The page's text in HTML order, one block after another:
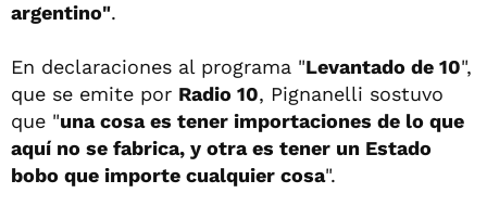
argentino".
En declaraciones al programa "Levantado de 10",
que se emite por Radio 10, Pignanelli sostuvo
que "una cosa es tener importaciones de lo que
aquí no se fabrica, y otra es tener un Estado
bobo que importe cualquier cosa".